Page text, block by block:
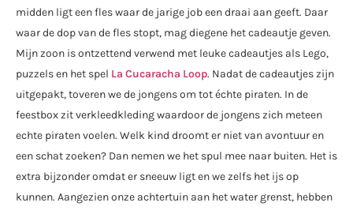
midden ligt een fles waar de jarige job een draai aan geeft. Daar
waar de dop van de fles stopt, mag diegene het cadeautje geven.
Mijn zoon is ontzettend verwend met leuke cadeautjes als Lego,
puzzels en het spel La Cucaracha Loop. Nadat de cadeautjes zijn
uitgepakt, toveren we de jongens om tot échte piraten. In de
feestbox zit verkleedkleding waardoor de jongens zich meteen
echte piraten voelen. Welk kind droomt er niet van avontuur en
een schat zoeken? Dan nemen we het spul mee naar buiten. Het is
extra bijzonder omdat er sneeuw ligt en we zelfs het ijs op
kunnen. Aangezien onze achtertuin aan het water grenst, hebben